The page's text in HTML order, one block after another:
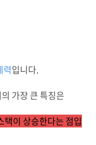
력입니다.
가장 큰 특징은
택이 상승한다는 점입